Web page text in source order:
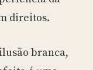
direitos.
branca,